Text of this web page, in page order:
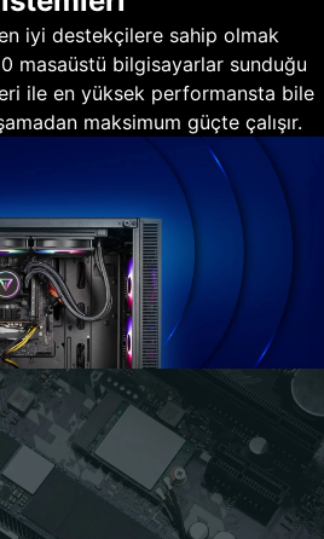
iyi destekçilere sahip olmak
masaüstü bilgisayarlar sunduğu
ile en yüksek performansta bile
maksimum güçte çalışır.